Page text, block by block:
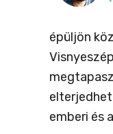
épüljön
emberi és